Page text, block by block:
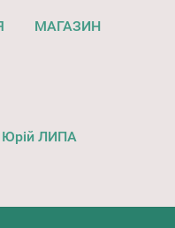
МАГАЗИН
Юрій ЛИПА